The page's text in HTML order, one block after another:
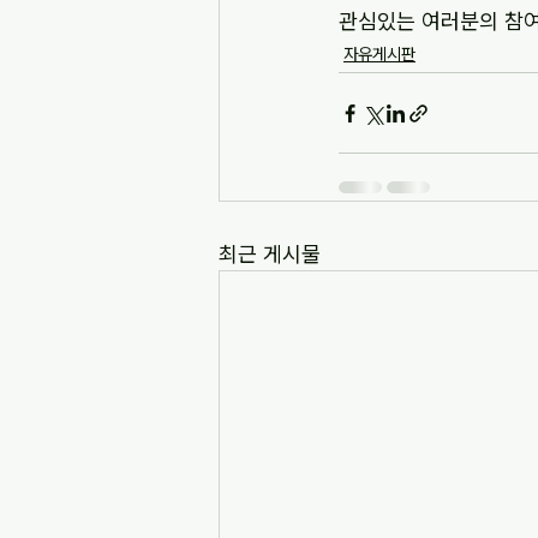
관심있는 여러분의 참
자유게시판
최근 게시물